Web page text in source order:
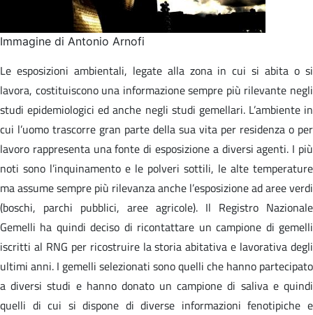
Immagine di Antonio Arnofi
Le esposizioni ambientali, legate alla zona in cui si abita o si
lavora, costituiscono una informazione sempre più rilevante negli
studi epidemiologici ed anche negli studi gemellari. L’ambiente in
cui l’uomo trascorre gran parte della sua vita per residenza o per
lavoro rappresenta una fonte di esposizione a diversi agenti. I più
noti sono l’inquinamento e le polveri sottili, le alte temperature
ma assume sempre più rilevanza anche l’esposizione ad aree verdi
(boschi, parchi pubblici, aree agricole). Il Registro Nazionale
Gemelli ha quindi deciso di ricontattare un campione di gemelli
iscritti al RNG per ricostruire la storia abitativa e lavorativa degli
ultimi anni. I gemelli selezionati sono quelli che hanno partecipato
a diversi studi e hanno donato un campione di saliva e quindi
quelli di cui si dispone di diverse informazioni fenotipiche e